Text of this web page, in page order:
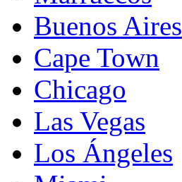
Buenos Aires
Cape Town
Chicago
Las Vegas
Los Ángeles